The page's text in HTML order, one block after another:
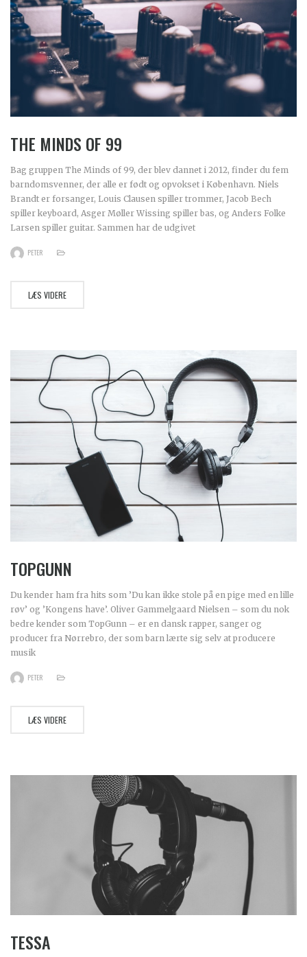
THE MINDS OF 99
Bag gruppen The Minds of 99, der blev dannet i 2012, finder du fem
barndomsvenner, der alle er født og opvokset i København. Niels
Brandt er forsanger, Louis Clausen spiller trommer, Jacob Bech
spiller keyboard, Asger Møller Wissing spiller bas, og Anders Folke
Larsen spiller guitar. Sammen har de udgivet
PETER
LÆS VIDERE
TOPGUNN
Du kender ham fra hits som ’Du kan ikke stole på en pige med en lille
røv’ og ’Kongens have’. Oliver Gammelgaard Nielsen – som du nok
bedre kender som TopGunn – er en dansk rapper, sanger og
producer fra Nørrebro, der som barn lærte sig selv at producere
musik
PETER
LÆS VIDERE
TESSA